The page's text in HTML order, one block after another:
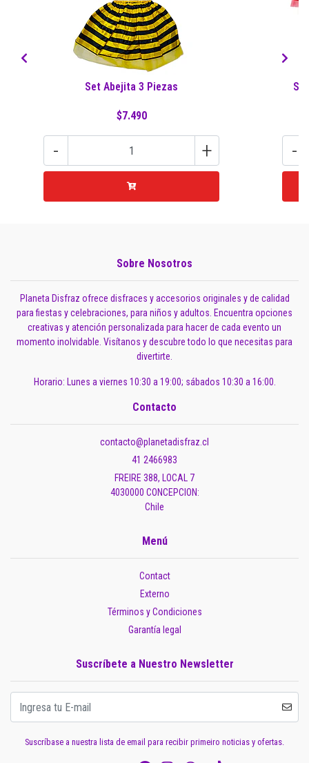
Set Abejita 3 Piezas
$7.490
- + -
Sobre Nosotros
Planeta Disfraz ofrece disfraces y accesorios originales y de calidad
para fiestas y celebraciones, para niños y adultos. Encuentra opciones
creativas y atención personalizada para hacer de cada evento un
momento inolvidable. Visítanos y descubre todo lo que necesitas para
divertirte.
Horario: Lunes a viernes 10:30 a 19:00; sábados 10:30 a 16:00.
Contacto
contacto@planetadisfraz.cl
41 2466983
FREIRE 388, LOCAL 7
4030000 CONCEPCION:
Chile
Menú
Contact
Externo
Términos y Condiciones
Garantía legal
Suscríbete a Nuestro Newsletter
Suscríbase a nuestra lista de email para recibir primeiro noticias y ofertas.